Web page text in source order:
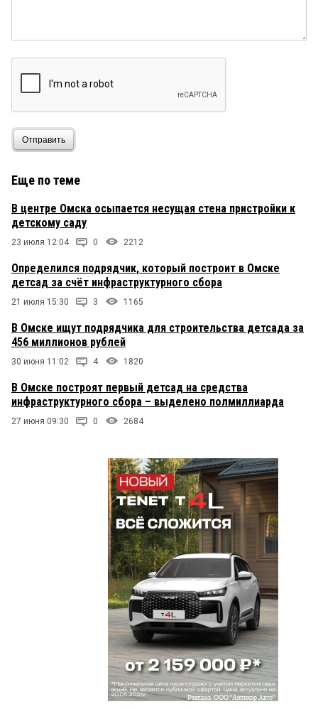
Отправить
Еще по теме
В центре Омска осыпается несущая стена пристройки к
детскому саду
23 июля 12:04 0 2212
Определился подрядчик, который построит в Омске
детсад за счёт инфраструктурного сбора
21 июля 15:30 3 1165
В Омске ищут подрядчика для строительства детсада за
456 миллионов рублей
30 июня 11:02 4 1820
В Омске построят первый детсад на средства
инфраструктурного сбора – выделено полмиллиарда
27 июня 09:30 0 2684